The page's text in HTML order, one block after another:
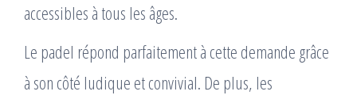
accessibles à tous les âges.
Le padel répond parfaitement à cette demande grâce
à son côté ludique et convivial. De plus, les